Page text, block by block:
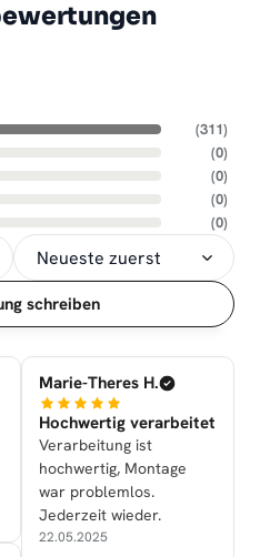
(311)
(0)
(0)
(0)
(0)
schreiben
Marie-Theres H.
Hochwertig verarbeitet
Verarbeitung ist
hochwertig, Montage
war problemlos.
Jederzeit wieder.
22.05.2025